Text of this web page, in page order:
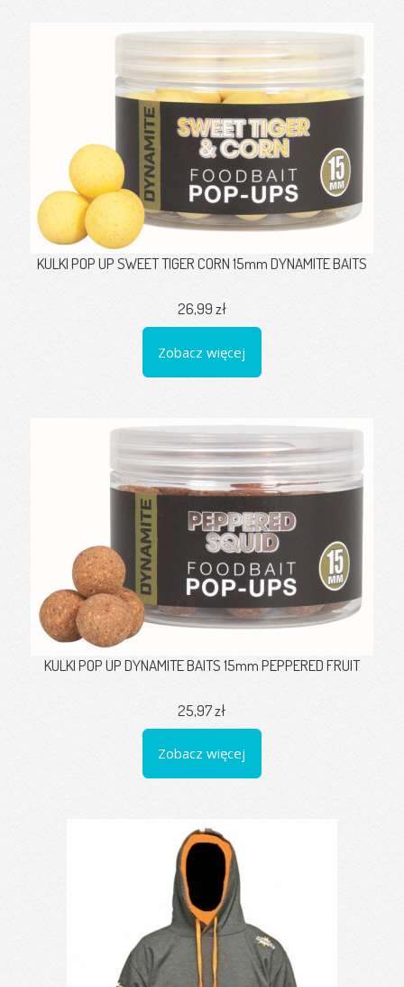
KULKI POP UP SWEET TIGER CORN 15mm DYNAMITE BAITS
26,99 zł
Zobacz więcej
KULKI POP UP DYNAMITE BAITS 15mm PEPPERED FRUIT
25,97 zł
Zobacz więcej